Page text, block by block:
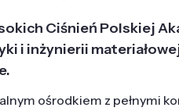
Ciśnień Polskiej
i inżynierii
ośrodkiem z pełnymi